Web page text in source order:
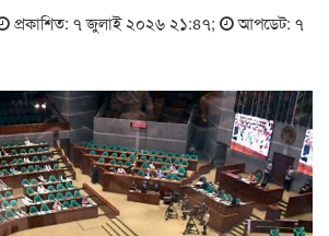
প্রকাশিত: ৭ জুলাই ২০২৬ ২১:৪৭;
আপডেট: ৭